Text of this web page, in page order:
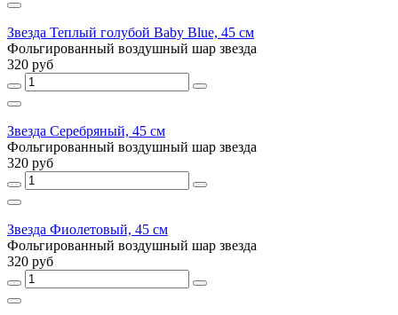
Звезда Теплый голубой Baby Blue, 45 см
Фольгированный воздушный шар звезда
320 руб
Звезда Серебряный, 45 см
Фольгированный воздушный шар звезда
320 руб
Звезда Фиолетовый, 45 см
Фольгированный воздушный шар звезда
320 руб